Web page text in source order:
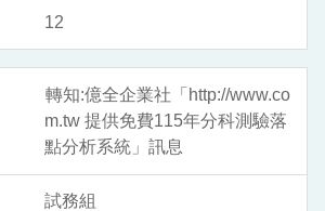
12
轉知:億全企業社「http://www.co
m.tw 提供免費115年分科測驗落
點分析系統」訊息
試務組